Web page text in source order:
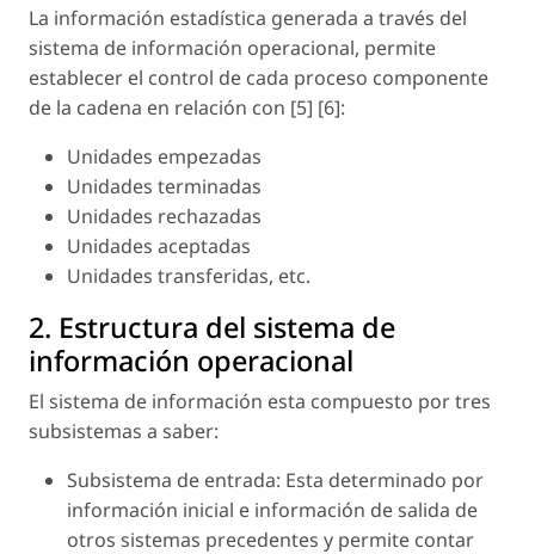
La información estadística generada a través del
sistema de información operacional, permite
establecer el control de cada proceso componente
de la cadena en relación con [5] [6]:
Unidades empezadas
Unidades terminadas
Unidades rechazadas
Unidades aceptadas
Unidades transferidas, etc.
2. Estructura del sistema de
información operacional
El sistema de información esta compuesto por tres
subsistemas a saber:
Subsistema de entrada: Esta determinado por
información inicial e información de salida de
otros sistemas precedentes y permite contar